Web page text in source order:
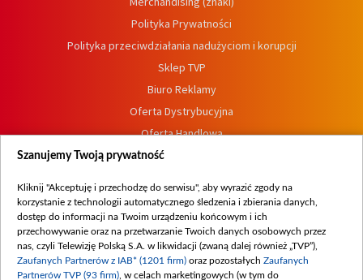
Polityka Prywatności
Polityka przeciwdziałania nadużyciom i korupcji
Sklep TVP
Biuro Reklamy
Oferta Dystrybucyjna
Oferta Handlowa
Dostępność
Procedura zgłoszeń wewnętrznych
Szanujemy Twoją prywatność
Kliknij "Akceptuję i przechodzę do serwisu", aby wyrazić zgody na
korzystanie z technologii automatycznego śledzenia i zbierania danych,
dostęp do informacji na Twoim urządzeniu końcowym i ich
przechowywanie oraz na przetwarzanie Twoich danych osobowych przez
nas, czyli Telewizję Polską S.A. w likwidacji (zwaną dalej również „TVP”),
Zaufanych Partnerów z IAB* (1201 firm) oraz pozostałych Zaufanych
Partnerów TVP (93 firm) , w celach marketingowych (w tym do